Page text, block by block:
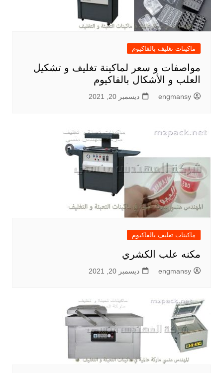
ماكينات تغليف بالفاكيوم
مواصفات و سعر لماكينة تغليف و تشكيل
العلب و الأشكال بالفاكيوم
engmansy ديسمبر 20, 2021
ماكينات تغليف بالفاكيوم
مكنه علب الكشري
engmansy ديسمبر 20, 2021